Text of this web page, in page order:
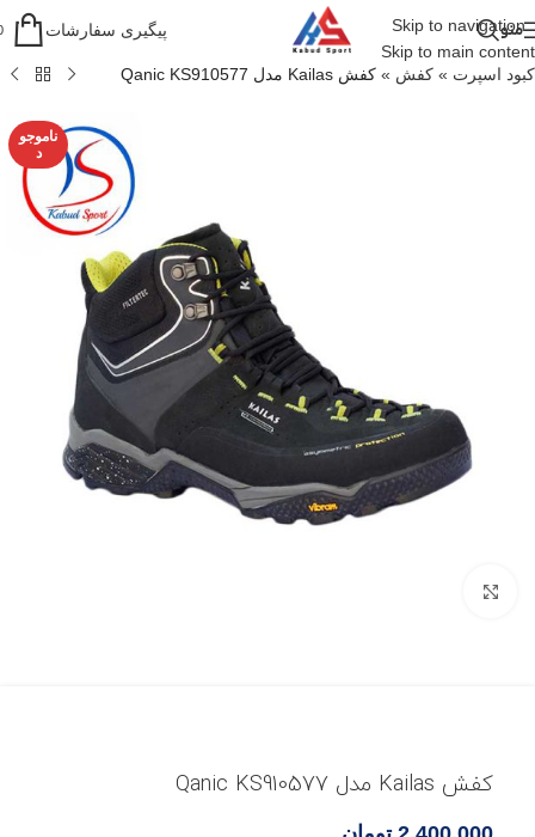
Skip to navigation
Skip to main content
منو پیگیری سفارشات
کبود اسپرت » کفش » کفش Kailas مدل Qanic KS910577
ناموجو
د
کفش Kailas مدل Qanic KS910577